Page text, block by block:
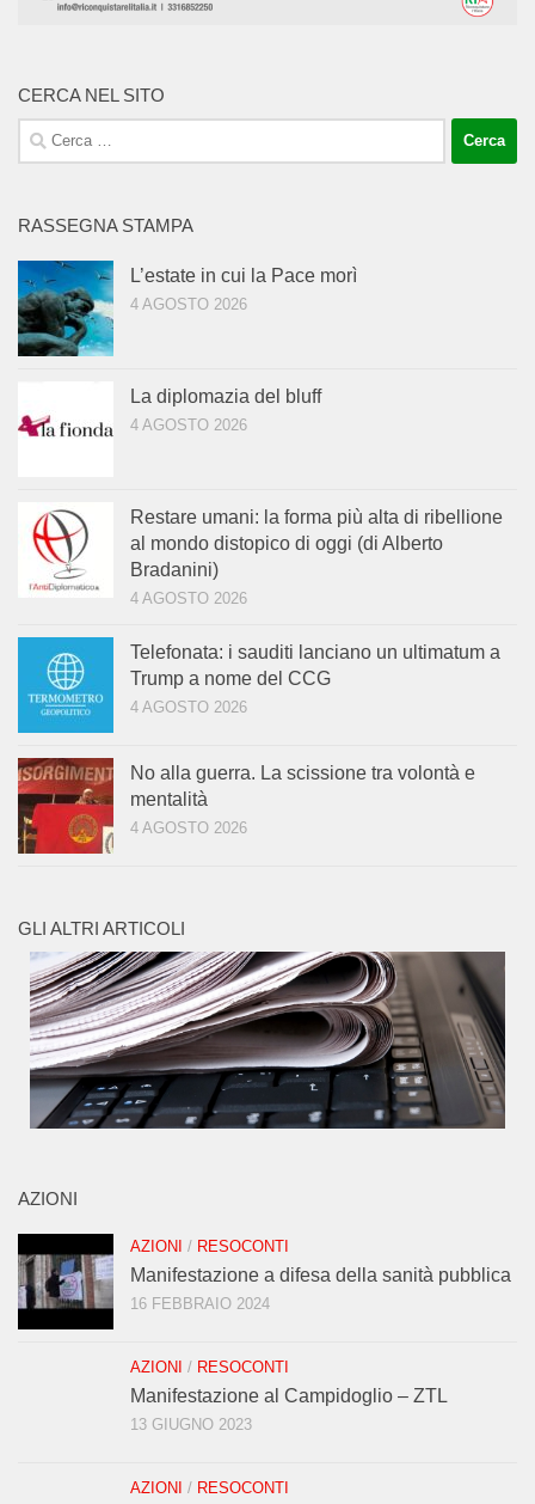
CERCA NEL SITO
Ricerca
per:
RASSEGNA STAMPA
L’estate in cui la Pace morì
4 AGOSTO 2026
La diplomazia del bluff
4 AGOSTO 2026
Restare umani: la forma più alta di ribellione
al mondo distopico di oggi (di Alberto
Bradanini)
4 AGOSTO 2026
Telefonata: i sauditi lanciano un ultimatum a
Trump a nome del CCG
4 AGOSTO 2026
No alla guerra. La scissione tra volontà e
mentalità
4 AGOSTO 2026
GLI ALTRI ARTICOLI
AZIONI
AZIONI / RESOCONTI
Manifestazione a difesa della sanità pubblica
16 FEBBRAIO 2024
AZIONI / RESOCONTI
Manifestazione al Campidoglio – ZTL
13 GIUGNO 2023
AZIONI / RESOCONTI